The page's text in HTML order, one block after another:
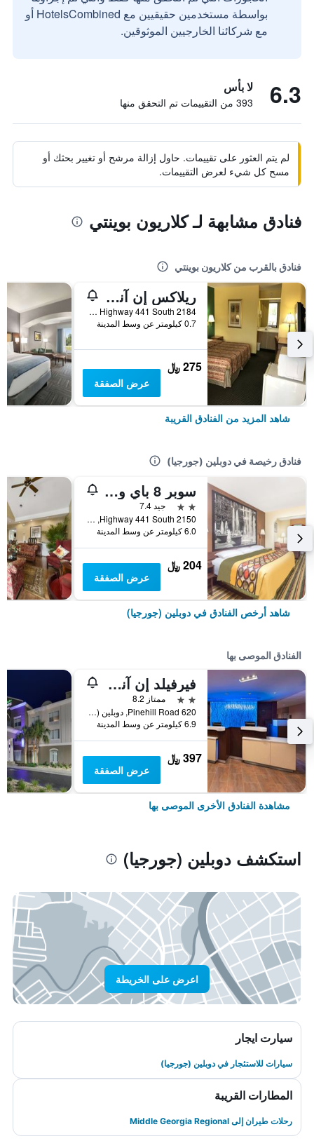
بواسطة مستخدمين حقيقيين مع HotelsCombined أو
مع شركائنا الخارجيين الموثوقين.
6.3 لا بأس
393 من التقييمات تم التحقق منها
لم يتم العثور على تقييمات. حاول إزالة مرشح أو تغيير بحثك أو
مسح كل شيء لعرض التقييمات.
فنادق مشابهة لـ كلاريون بوينتي
فنادق بالقرب من كلاريون بوينتي
ريلاكس إن آند سويتس
2184 US Highway 441 South, دوبلين (جورجيا), GA, الولايات المتحدة الأميريكية
0.7 كيلومتر عن وسط المدينة
275 ﷼
عرض الصفقة
شاهد المزيد من الفنادق القريبة
فنادق رخيصة في دوبلين (جورجيا)
سوبر 8 باي ويندام دوبلين
2 نجمتين
جيد 7.4
2150 Highway 441 South, دوبلين (جورجيا), GA, الولايات المتحدة الأميريكية
6.0 كيلومتر عن وسط المدينة
204 ﷼
عرض الصفقة
شاهد أرخص الفنادق في دوبلين (جورجيا)
الفنادق الموصى بها
فيرفيلد إن آند سويتس باي ماريوت دبلن
2 نجمتين
ممتاز 8.2
620 Pinehill Road, دوبلين (جورجيا), GA, الولايات المتحدة الأميريكية
6.9 كيلومتر عن وسط المدينة
397 ﷼
عرض الصفقة
مشاهدة الفنادق الأخرى الموصى بها
استكشف دوبلين (جورجيا)
اعرض على الخريطة
سيارت ايجار
سيارات للاستئجار في دوبلين (جورجيا)
المطارات القريبة
رحلات طيران إلى Middle Georgia Regional